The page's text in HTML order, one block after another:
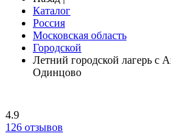
Каталог
Россия
Московская область
Городской
Летний городской лагерь с
Одинцово
4.9
126 отзывов